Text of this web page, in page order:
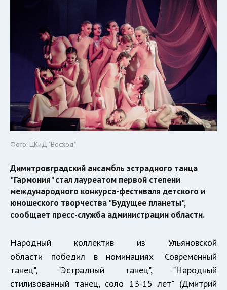
Фото: ЦКиД "Восход"
Димитровградский ансамбль эстрадного танца
"Гармония" стал лауреатом первой cтепени
международного конкурса-фестиваля детского и
юношеского творчества "Будущее планеты",
сообщает пресс-служба администрации области.
Народный коллектив из Ульяновской
области
победил в номинациях "Современный
танец", "Эстрадный танец", "Народный
стилизованный танец, соло 13-15 лет" (Дмитрий